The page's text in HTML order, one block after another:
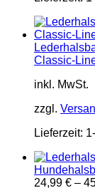
Classic-
inkl. MwSt.
zzgl.
Lieferzeit:
24,99 € –